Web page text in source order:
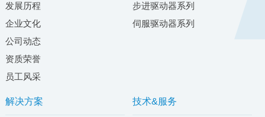
发展历程
企业文化
公司动态
资质荣誉
员工风采
步进驱动器系列
伺服驱动器系列
解决方案 技术&服务